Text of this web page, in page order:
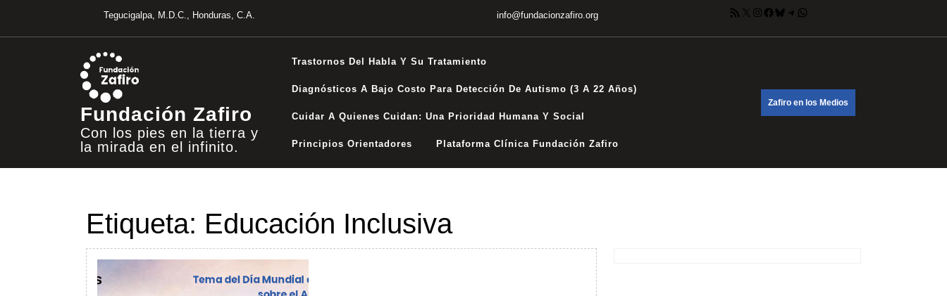
contenido
Tegucigalpa, M.D.C., Honduras, C.A. info@fundacionzafiro.org Feed RSS
X Instagram
Facebook
Bluesky
Telegram
WhatsApp
Fundación Zafiro
Con los pies en la tierra y
la mirada en el infinito.
Trastornos Del Habla Y Su Tratamiento
Diagnósticos A Bajo Costo Para Detección De Autismo (3 A 22 Años)
Cuidar A Quienes Cuidan: Una Prioridad Humana Y Social
Principios Orientadores Plataforma Clínica Fundación Zafiro
Zafiro en los Medios
NOW
Etiqueta: Educación Inclusiva